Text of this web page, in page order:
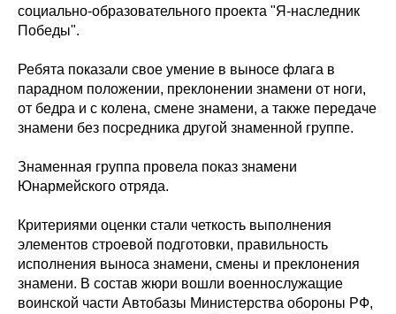
социально-образовательного проекта "Я-наследник
Победы".
Ребята показали свое умение в выносе флага в
парадном положении, преклонении знамени от ноги,
от бедра и с колена, смене знамени, а также передаче
знамени без посредника другой знаменной группе.
Знаменная группа провела показ знамени
Юнармейского отряда.
Критериями оценки стали четкость выполнения
элементов строевой подготовки, правильность
исполнения выноса знамени, смены и преклонения
знамени. В состав жюри вошли военнослужащие
воинской части Автобазы Министерства обороны РФ,